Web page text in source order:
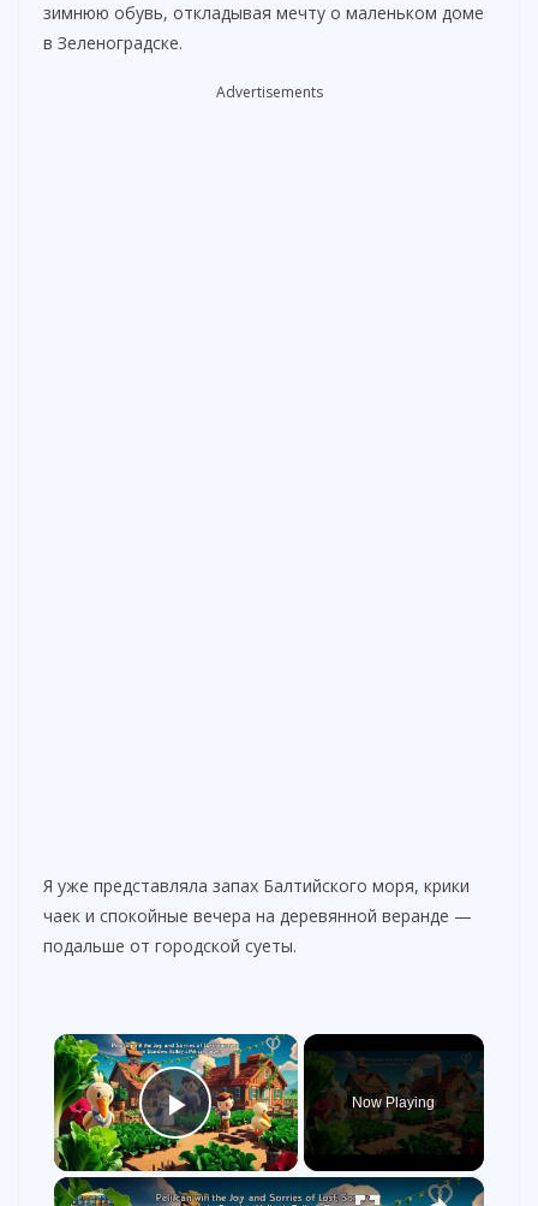
зимнюю обувь, откладывая мечту о маленьком доме
в Зеленоградске.
Advertisements
Я уже представляла запах Балтийского моря, крики
чаек и спокойные вечера на деревянной веранде —
подальше от городской суеты.
×
Play Video
Now Playing
×